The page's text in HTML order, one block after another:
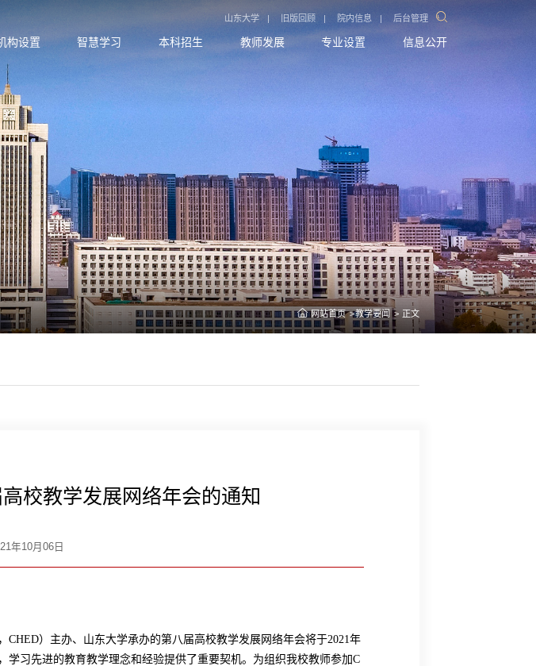
山东大学 | 旧版回顾 | 院内信息 | 后台管理
构设置 智慧学习 本科招生 教师发展 专业设置 信息公开
网站首页 教学要闻 正文
校教学发展网络年会的通知
年10月06日
， CHED）主办、山东大学承办的第八届高校教学发展网络年会将于2021 年
习先进的教育教学理念和经验提供了重要契机。为组织我校教师参加C